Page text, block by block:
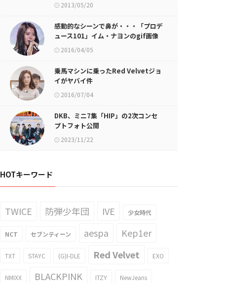
2013/05/20
感動的なシーンで鼻が・・・「プロデ
ュース101」イム・ナヨンのgif画像
が話題に
2016/04/05
乗馬マシンに乗ったRed Velvetジョ
イがヤバイ件
2016/07/04
DKB、ミニ7集「HIP」の2次コンセ
プトフォト公開
2023/11/22
HOTキーワード
TWICE 防弾少年団 IVE 少女時代
NCT セブンティーン aespa Kep1er
TXT STAYC (G)I-DLE Red Velvet EXO
NMIXX BLACKPINK ITZY NewJeans